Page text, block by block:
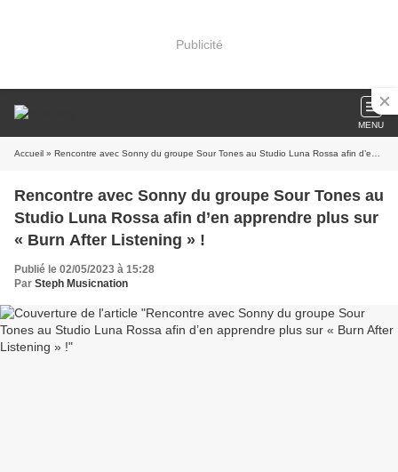
Publicité
MENU
Accueil » Rencontre avec Sonny du groupe Sour Tones au Studio Luna Rossa afin d’en apprendre plus sur « Burn After Listening » !
Rencontre avec Sonny du groupe Sour Tones au
Studio Luna Rossa afin d’en apprendre plus sur
« Burn After Listening » !
Publié le 02/05/2023 à 15:28
Par Steph Musicnation